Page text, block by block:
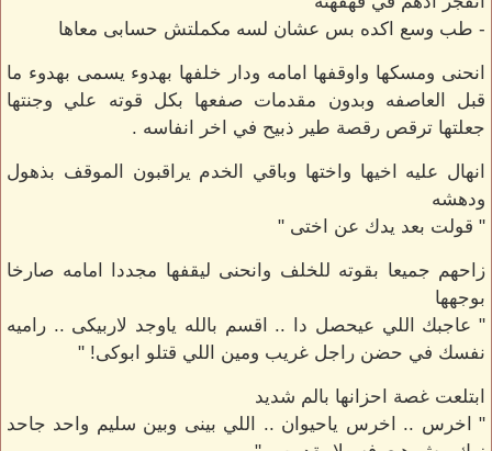
- طب وسع اكده بس عشان لسه مكملتش حسابى معاها
انحنى ومسكها واوقفها امامه ودار خلفها بهدوء يسمى بهدوء ما
قبل العاصفه وبدون مقدمات صفعها بكل قوته علي وجنتها
جعلتها ترقص رقصة طير ذبيح في اخر انفاسه .
انهال عليه اخيها واختها وباقي الخدم يراقبون الموقف بذهول
ودهشه
" قولت بعد يدك عن اختى "
زاحهم جميعا بقوته للخلف وانحنى ليقفها مجددا امامه صارخا
بوجهها
" عاجبك اللي عيحصل دا .. اقسم بالله ياوجد لاربيكى .. راميه
نفسك في حضن راجل غريب ومين اللي قتلو ابوكى! "
ابتلعت غصة احزانها بالم شديد
" اخرس .. اخرس ياحيوان .. اللي بينى وبين سليم واحد جاحد